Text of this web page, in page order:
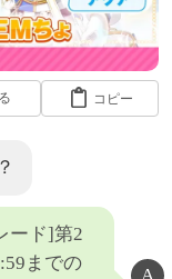
コピー
ード]第2
までの